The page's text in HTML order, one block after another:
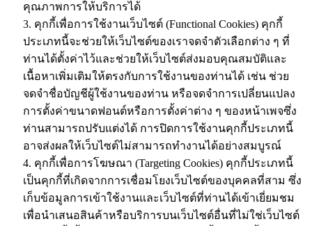
คุณภาพการให้บริการได้
3. คุกกี้เพื่อการใช้งานเว็บไซต์ (Functional Cookies) คุกกี้
ประเภทนี้จะช่วยให้เว็บไซต์ของเราจดจำตัวเลือกต่าง ๆ ที่
ท่านได้ตั้งค่าไว้และช่วยให้เว็บไซต์ส่งมอบคุณสมบัติและ
เนื้อหาเพิ่มเติมให้ตรงกับการใช้งานของท่านได้ เช่น ช่วย
จดจำชื่อบัญชีผู้ใช้งานของท่าน หรือจดจำการเปลี่ยนแปลง
การตั้งค่าขนาดฟอนต์หรือการตั้งค่าต่าง ๆ ของหน้าเพจซึ่ง
ท่านสามารถปรับแต่งได้ การปิดการใช้งานคุกกี้ประเภทนี้
อาจส่งผลให้เว็บไซต์ไม่สามารถทำงานได้อย่างสมบูรณ์
4. คุกกี้เพื่อการโฆษณา (Targeting Cookies) คุกกี้ประเภทนี้
เป็นคุกกี้ที่เกิดจากการเชื่อมโยงเว็บไซต์ของบุคคลที่สาม ซึ่ง
เก็บข้อมูลการเข้าใช้งานและเว็บไซต์ที่ท่านได้เข้าเยี่ยมชม
เพื่อนำเสนอสินค้าหรือบริการบนเว็บไซต์อื่นที่ไม่ใช่เว็บไซต์